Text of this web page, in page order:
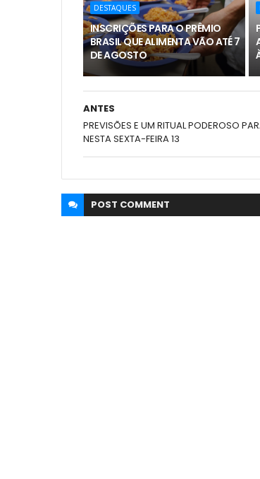
DESTAQUES
INSCRIÇÕES PARA O PRÊMIO
BRASIL QUE ALIMENTA VÃO ATÉ 7
DE AGOSTO
ANTES
PREVISÕES E UM RITUAL PODEROSO
NESTA SEXTA-FEIRA 13
POST COMMENT